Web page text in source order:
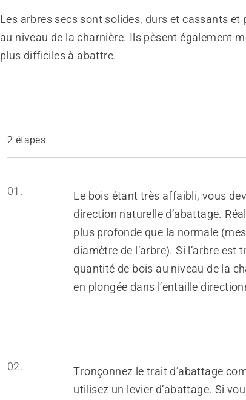
Les arbres secs sont solides, durs et cassants
au niveau de la charnière. Ils pèsent également
plus difficiles à abattre.
2 étapes
01.
Le bois étant très affaibli, vous
direction naturelle d’abattage.
plus profonde que la normale
diamètre de l’arbre). Si l’arbre est
quantité de bois au niveau de la
en plongée dans l’entaille
02.
Tronçonnez le trait d’abattage
utilisez un levier d’abattage. Si